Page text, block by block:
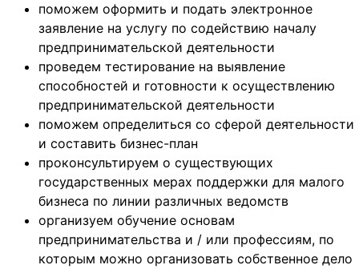
поможем оформить и подать электронное
заявление на услугу по содействию началу
предпринимательской деятельности
проведем тестирование на выявление
способностей и готовности к осуществлению
предпринимательской деятельности
поможем определиться со сферой деятельности
и составить бизнес-план
проконсультируем о существующих
государственных мерах поддержки для малого
бизнеса по линии различных ведомств
организуем обучение основам
предпринимательства и / или профессиям, по
которым можно организовать собственное дело